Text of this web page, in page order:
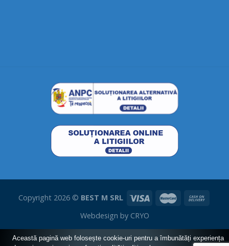
Copyright 2026 © BEST M SRL
Webdesign by CRYO
Această pagină web folosește cookie-uri pentru a îmbunătăți experiența